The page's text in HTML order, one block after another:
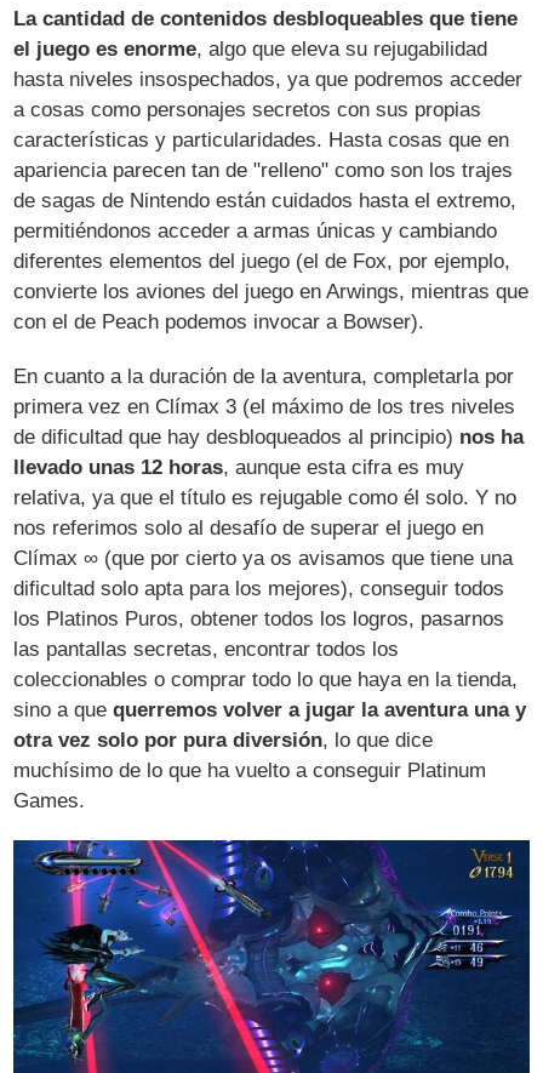
La cantidad de contenidos desbloqueables que tiene
el juego es enorme, algo que eleva su rejugabilidad
hasta niveles insospechados, ya que podremos acceder
a cosas como personajes secretos con sus propias
características y particularidades. Hasta cosas que en
apariencia parecen tan de "relleno" como son los trajes
de sagas de Nintendo están cuidados hasta el extremo,
permitiéndonos acceder a armas únicas y cambiando
diferentes elementos del juego (el de Fox, por ejemplo,
convierte los aviones del juego en Arwings, mientras que
con el de Peach podemos invocar a Bowser).
En cuanto a la duración de la aventura, completarla por
primera vez en Clímax 3 (el máximo de los tres niveles
de dificultad que hay desbloqueados al principio) nos ha
llevado unas 12 horas, aunque esta cifra es muy
relativa, ya que el título es rejugable como él solo. Y no
nos referimos solo al desafío de superar el juego en
Clímax ∞ (que por cierto ya os avisamos que tiene una
dificultad solo apta para los mejores), conseguir todos
los Platinos Puros, obtener todos los logros, pasarnos
las pantallas secretas, encontrar todos los
coleccionables o comprar todo lo que haya en la tienda,
sino a quequerremos volver a jugar la aventura una y
otra vez solo por pura diversión, lo que dice
muchísimo de lo que ha vuelto a conseguir Platinum
Games.